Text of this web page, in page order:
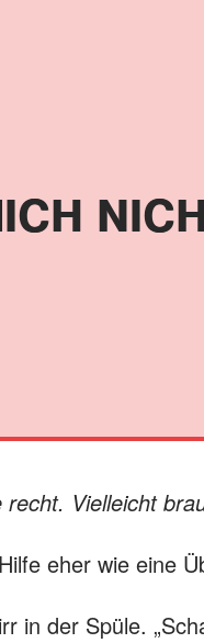
recht. Vielleicht
eher wie eine
in der Spüle.